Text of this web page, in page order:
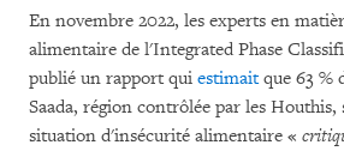
En novembre 2022, les experts en
alimentaire de l'Integrated Phase
publié un rapport qui estimaitque 63 %
Saada, région contrôlée par les
situation d'insécurité alimentaire «